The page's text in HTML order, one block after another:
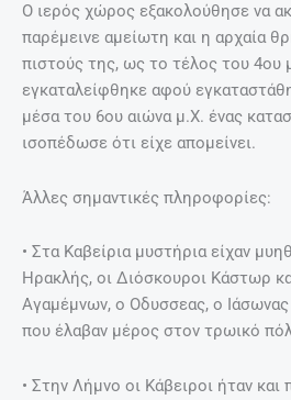
Ο ιερός χώρος εξακολούθησε να
παρέμεινε αμείωτη και η αρχαία
πιστούς της, ως το τέλος του 4ου
εγκαταλείφθηκε αφού
μέσα του 6ου αιώνα μ.Χ. ένας
ισοπέδωσε ότι είχε απομείνει.
Άλλες σημαντικές πληροφορίες:
• Στα Καβείρια μυστήρια είχαν
Ηρακλής, οι Διόσκουροι Κάστωρ
Αγαμέμνων, ο Οδυσσεας, ο Ιάσωνας
που έλαβαν μέρος στον τρωικό
• Στην Λήμνο οι Κάβειροι ήταν